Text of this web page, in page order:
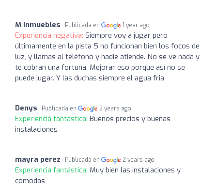
M Inmuebles Publicada en 1 year ago
Experiencia negativa: Siempre voy a jugar pero
últimamente en la pista 5 no funcionan bien los focos de
luz, y llamas al teléfono y nadie atiende. No se ve nada y
te cobran una fortuna. Mejorar eso porque así no se
puede jugar. Y las duchas siempre el agua fria
Denys Publicada en 2 years ago
Experiencia fantástica: Buenos precios y buenas
instalaciones
mayra perez Publicada en 2 years ago
Experiencia fantástica: Muy bien las instalaciones y
comodas